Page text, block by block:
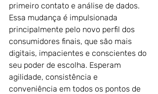
primeiro contato e análise de dados.
Essa mudança é impulsionada
principalmente pelo novo perfil dos
consumidores finais, que são mais
digitais, impacientes e conscientes do
seu poder de escolha. Esperam
agilidade, consistência e
conveniência em todos os pontos de